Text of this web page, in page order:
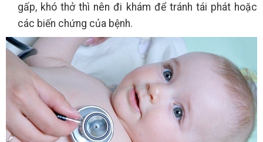
gấp, khó thở thì nên đi khám để tránh tái phát hoặc
các biến chứng của bệnh.